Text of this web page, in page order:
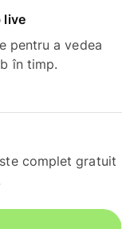
live
pentru a vedea
în timp.
complet gratuit